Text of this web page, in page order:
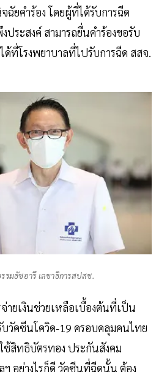
ยคำร้อง โดยผู้ที่ได้รับการฉีด
ประสงค์ สามารถยื่นคำร้องขอรับ
ด้ที่โรงพยาบาลที่ไปรับการฉีด สสจ.
รมธัชอารี เลขาธิการสปสช.
ายเงินช่วยเหลือเบื้องต้นที่เป็น
บวัคซีนโควิด-19 ครอบคลุมคนไทย
สิทธิบัตรทอง ประกันสังคม
ฯ อย่างไรก็ดี วัคซีนที่ฉีดนั้น ต้อง